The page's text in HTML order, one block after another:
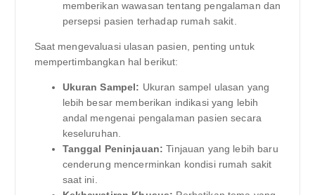
memberikan wawasan tentang pengalaman dan
persepsi pasien terhadap rumah sakit.
Saat mengevaluasi ulasan pasien, penting untuk
mempertimbangkan hal berikut:
Ukuran Sampel: Ukuran sampel ulasan yang
lebih besar memberikan indikasi yang lebih
andal mengenai pengalaman pasien secara
keseluruhan.
Tanggal Peninjauan: Tinjauan yang lebih baru
cenderung mencerminkan kondisi rumah sakit
saat ini.